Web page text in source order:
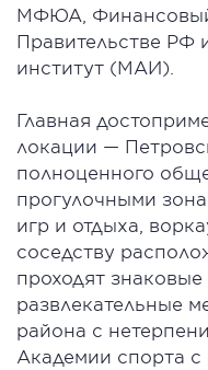
МФЮА,
Правительстве РФ
институт (МАИ).
Главная
локации —
полноценного
прогулочными
игр и отдыха,
соседству
проходят
развлекательные
района с
Академии спорта с